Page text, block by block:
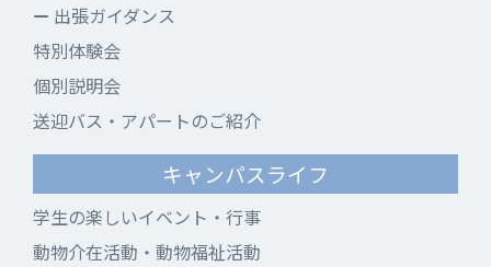
出張ガイダンス
特別体験会
個別説明会
送迎バス・アパートのご紹介
キャンパスライフ
学生の楽しいイベント・行事
動物介在活動・動物福祉活動